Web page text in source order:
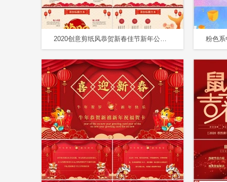
2020创意剪纸风恭贺新春佳节新年公司方案PPT模板